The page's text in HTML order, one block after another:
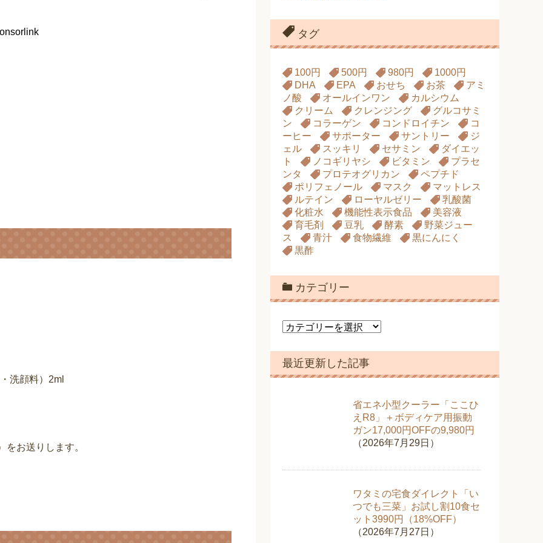
洗顔料）2ml
お送りします。
タグ
100円 500円 980円
1000円
DHA
EPA おせち お茶
アミ
ノ酸
オールインワン
カルシウム
クリーム
クレンジング
グルコサミ
ン
コラーゲン コンドロイチン
コ
ーヒー
サポーター サントリー
ジ
ェル
スッキリ セサミン
ダイエッ
ト
ノコギリヤシ ビタミン
プラセ
ンタ
プロテオグリカン
ペプチド
ポリフェノール
マスク
マットレス
ルテイン
ローヤルゼリー
乳酸菌
化粧水
機能性表示食品
美容液
育毛剤
豆乳 酵素
野菜ジュー
ス
青汁 食物繊維
黒にんにく
黒酢
カテゴリー
カ
ゴ
リ
ー
最近更新した記事
省エネ小型クーラー「ここひ
えR8」＋ボディケア用振動
ガン17,000円OFFの9,980円
（2026年7月29日）
ワタミの宅食ダイレクト「い
つでも三菜」お試し割10食セ
ット3990円（18%OFF）
（2026年7月27日）